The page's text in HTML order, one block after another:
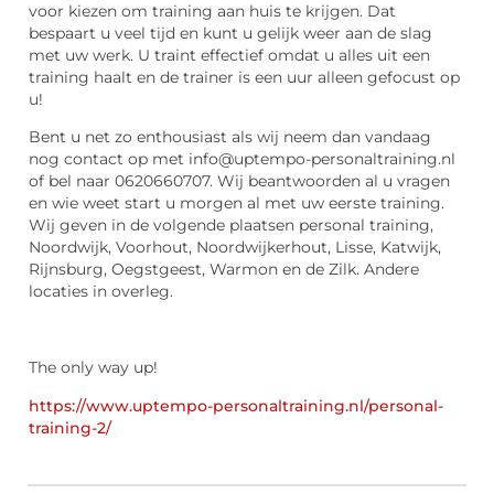
voor kiezen om training aan huis te krijgen. Dat
bespaart u veel tijd en kunt u gelijk weer aan de slag
met uw werk. U traint effectief omdat u alles uit een
training haalt en de trainer is een uur alleen gefocust op
u!
Bent u net zo enthousiast als wij neem dan vandaag
nog contact op met info@uptempo-personaltraining.nl
of bel naar 0620660707. Wij beantwoorden al u vragen
en wie weet start u morgen al met uw eerste training.
Wij geven in de volgende plaatsen personal training,
Noordwijk, Voorhout, Noordwijkerhout, Lisse, Katwijk,
Rijnsburg, Oegstgeest, Warmon en de Zilk. Andere
locaties in overleg.
The only way up!
https://www.uptempo-personaltraining.nl/personal-
training-2/